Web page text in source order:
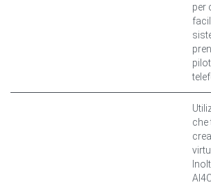
per
che